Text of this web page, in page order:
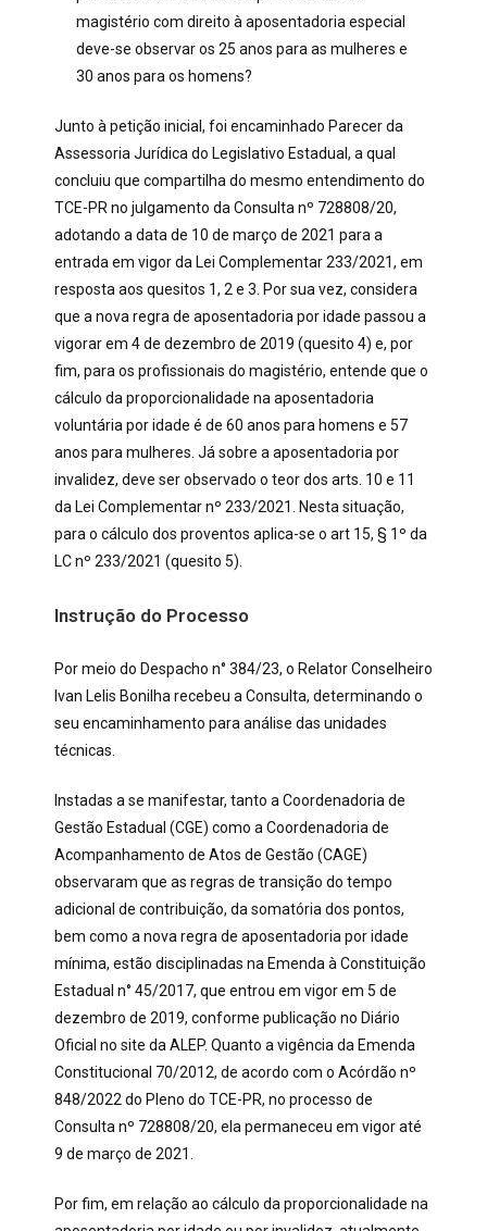
magistério com direito à aposentadoria especial
deve-se observar os 25 anos para as mulheres e
30 anos para os homens?
Junto à petição inicial, foi encaminhado Parecer da
Assessoria Jurídica do Legislativo Estadual, a qual
concluiu que compartilha do mesmo entendimento do
TCE-PR no julgamento da Consulta nº 728808/20,
adotando a data de 10 de março de 2021 para a
entrada em vigor da Lei Complementar 233/2021, em
resposta aos quesitos 1, 2 e 3. Por sua vez, considera
que a nova regra de aposentadoria por idade passou a
vigorar em 4 de dezembro de 2019 (quesito 4) e, por
fim, para os profissionais do magistério, entende que o
cálculo da proporcionalidade na aposentadoria
voluntária por idade é de 60 anos para homens e 57
anos para mulheres. Já sobre a aposentadoria por
invalidez, deve ser observado o teor dos arts. 10 e 11
da Lei Complementar nº 233/2021. Nesta situação,
para o cálculo dos proventos aplica-se o art 15, § 1º da
LC nº 233/2021 (quesito 5).
Instrução do Processo
Por meio do Despacho n° 384/23, o Relator Conselheiro
Ivan Lelis Bonilha recebeu a Consulta, determinando o
seu encaminhamento para análise das unidades
técnicas.
Instadas a se manifestar, tanto a Coordenadoria de
Gestão Estadual (CGE) como a Coordenadoria de
Acompanhamento de Atos de Gestão (CAGE)
observaram que as regras de transição do tempo
adicional de contribuição, da somatória dos pontos,
bem como a nova regra de aposentadoria por idade
mínima, estão disciplinadas na Emenda à Constituição
Estadual n° 45/2017, que entrou em vigor em 5 de
dezembro de 2019, conforme publicação no Diário
Oficial no site da ALEP. Quanto a vigência da Emenda
Constitucional 70/2012, de acordo com o Acórdão nº
848/2022 do Pleno do TCE-PR, no processo de
Consulta nº 728808/20, ela permaneceu em vigor até
9 de março de 2021.
Por fim, em relação ao cálculo da proporcionalidade na